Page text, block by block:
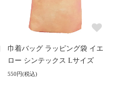
巾着バッグ ラッピング袋 イエ
ロー シンテックス Lサイズ
550円(税込)